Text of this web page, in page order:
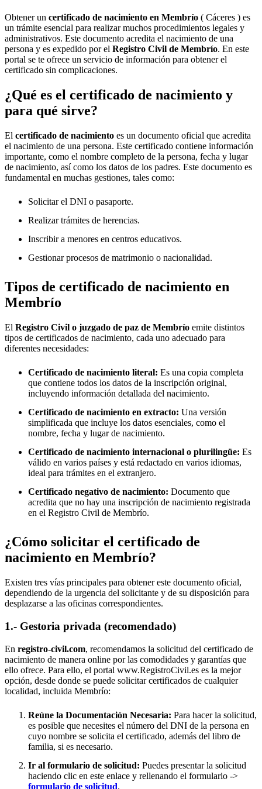
Obtener un certificado de nacimiento en Membrío ( Cáceres ) es
un trámite esencial para realizar muchos procedimientos legales y
administrativos. Este documento acredita el nacimiento de una
persona y es expedido por el Registro Civil de Membrío. En este
portal se te ofrece un servicio de información para obtener el
certificado sin complicaciones.
¿Qué es el certificado de nacimiento y
para qué sirve?
El certificado de nacimiento es un documento oficial que acredita
el nacimiento de una persona. Este certificado contiene información
importante, como el nombre completo de la persona, fecha y lugar
de nacimiento, así como los datos de los padres. Este documento es
fundamental en muchas gestiones, tales como:
Solicitar el DNI o pasaporte.
Realizar trámites de herencias.
Inscribir a menores en centros educativos.
Gestionar procesos de matrimonio o nacionalidad.
Tipos de certificado de nacimiento en
Membrío
El Registro Civil o juzgado de paz de Membrío emite distintos
tipos de certificados de nacimiento, cada uno adecuado para
diferentes necesidades:
Certificado de nacimiento literal: Es una copia completa
que contiene todos los datos de la inscripción original,
incluyendo información detallada del nacimiento.
Certificado de nacimiento en extracto: Una versión
simplificada que incluye los datos esenciales, como el
nombre, fecha y lugar de nacimiento.
Certificado de nacimiento internacional o plurilingüe: Es
válido en varios países y está redactado en varios idiomas,
ideal para trámites en el extranjero.
Certificado negativo de nacimiento: Documento que
acredita que no hay una inscripción de nacimiento registrada
en el Registro Civil de Membrío.
¿Cómo solicitar el certificado de
nacimiento en Membrío?
Existen tres vías principales para obtener este documento oficial,
dependiendo de la urgencia del solicitante y de su disposición para
desplazarse a las oficinas correspondientes.
1.- Gestoria privada (recomendado)
En registro-civil.com, recomendamos la solicitud del certificado de
nacimiento de manera online por las comodidades y garantías que
ello ofrece. Para ello, el portal www.RegistroCivil.es es la mejor
opción, desde donde se puede solicitar certificados de cualquier
localidad, incluida Membrío:
Reúne la Documentación Necesaria: Para hacer la solicitud,
es posible que necesites el número del DNI de la persona en
cuyo nombre se solicita el certificado, además del libro de
familia, si es necesario.
Ir al formulario de solicitud: Puedes presentar la solicitud
haciendo clic en este enlace y rellenando el formulario ->
formulario de solicitud.